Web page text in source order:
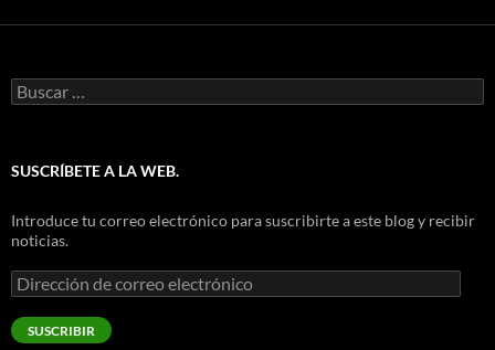
Buscar:
SUSCRÍBETE A LA WEB.
Introduce tu correo electrónico para suscribirte a este blog y recibir
noticias.
Dirección
de
correo
electrónico
SUSCRIBIR